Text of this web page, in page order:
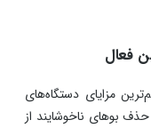
فعال
مزایای دستگاه‌های
بوهای ناخوشایند از